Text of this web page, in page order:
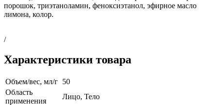
порошок, триэтаноламин, феноксиэтанол, эфирное масло
лимона, колор.
/
Характеристики товара
Объем/вес, мл/г 50
Область
применения
Лицо, Тело